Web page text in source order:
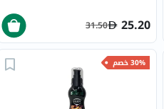
25.20
31.50
30% خصم